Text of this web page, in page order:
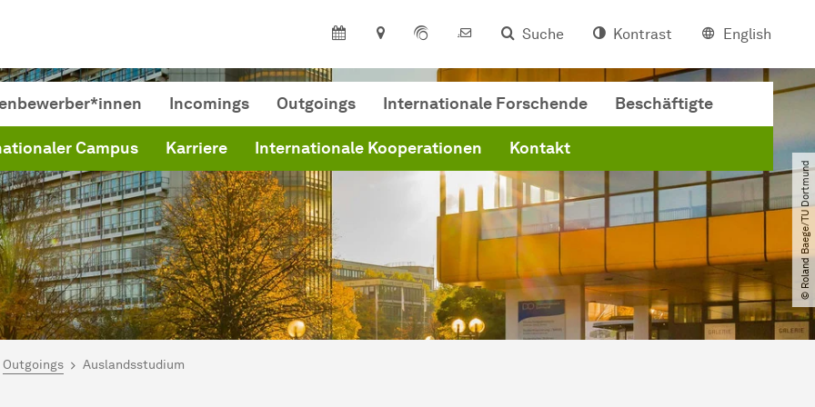
Suche Kontrast English
Incomings Outgoings Internationale Forschende Beschäftigte
Campus Karriere Internationale Kooperationen Kontakt
© Roland Baege​/​TU Dortmund
hier:
Internationales
Outgoings Auslandsstudium